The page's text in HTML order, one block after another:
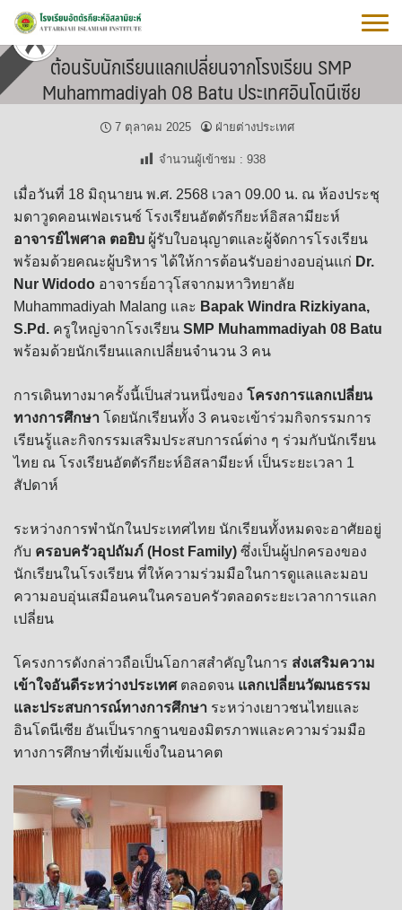
Skip
content ต้อนรับนักเรียนแลกเปลี่ยนจากโรงเรียน SMP
Muhammadiyah 08 Batu ประเทศอินโดนีเซีย
7 ตุลาคม 2025 ฝ่ายต่างประเทศ
จำนวนผู้เข้าชม : 938
เมื่อวันที่ 18 มิถุนายน พ.ศ. 2568 เวลา 09.00 น. ณ ห้องประชุ
มดาวูดคอนเฟอเรนซ์ โรงเรียนอัตตัรกียะห์อิสลามียะห์
อาจารย์ไพศาล ตอยิบ ผู้รับใบอนุญาตและผู้จัดการโรงเรียน
พร้อมด้วยคณะผู้บริหาร ได้ให้การต้อนรับอย่างอบอุ่นแก่ Dr.
Nur Widodo อาจารย์อาวุโสจากมหาวิทยาลัย
Muhammadiyah Malang และ Bapak Windra Rizkiyana,
S.Pd. ครูใหญ่จากโรงเรียน SMP Muhammadiyah 08 Batu
พร้อมด้วยนักเรียนแลกเปลี่ยนจำนวน 3 คน
การเดินทางมาครั้งนี้เป็นส่วนหนึ่งของ โครงการแลกเปลี่ยน
ทางการศึกษา โดยนักเรียนทั้ง 3 คนจะเข้าร่วมกิจกรรมการ
เรียนรู้และกิจกรรมเสริมประสบการณ์ต่าง ๆ ร่วมกับนักเรียน
ไทย ณ โรงเรียนอัตตัรกียะห์อิสลามียะห์ เป็นระยะเวลา 1
สัปดาห์
ระหว่างการพำนักในประเทศไทย นักเรียนทั้งหมดจะอาศัยอยู่
กับ ครอบครัวอุปถัมภ์ (Host Family) ซึ่งเป็นผู้ปกครองของ
นักเรียนในโรงเรียน ที่ให้ความร่วมมือในการดูแลและมอบ
ความอบอุ่นเสมือนคนในครอบครัวตลอดระยะเวลาการแลก
เปลี่ยน
โครงการดังกล่าวถือเป็นโอกาสสำคัญในการ ส่งเสริมความ
เข้าใจอันดีระหว่างประเทศตลอดจน แลกเปลี่ยนวัฒนธรรม
และประสบการณ์ทางการศึกษา ระหว่างเยาวชนไทยและ
อินโดนีเซีย อันเป็นรากฐานของมิตรภาพและความร่วมมือ
ทางการศึกษาที่เข้มแข็งในอนาคต